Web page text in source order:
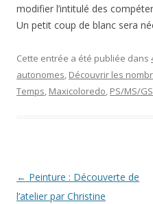
modifier l’intitulé des
Un petit coup de blanc sera
Cette entrée a été publiée dans
autonomes, Découvrir les
Temps, Maxicoloredo, PS/MS/GS
Navigation
des
← Peinture : Découverte de
l’atelier par Christine